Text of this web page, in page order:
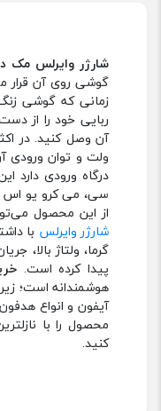
شارژر وایرلس مک
گوشی روی آن قرار
زمانی که گوشی
ربایی خود را از
درگاه ورودی دارد
سی، می کرو یو اس
از این محصول
شارژر وایرلس با
گرما، ولتاژ بالا،
پیدا کرده است.
هوشمندانه است؛
آیفون و انواع
محصول را با
کنید.